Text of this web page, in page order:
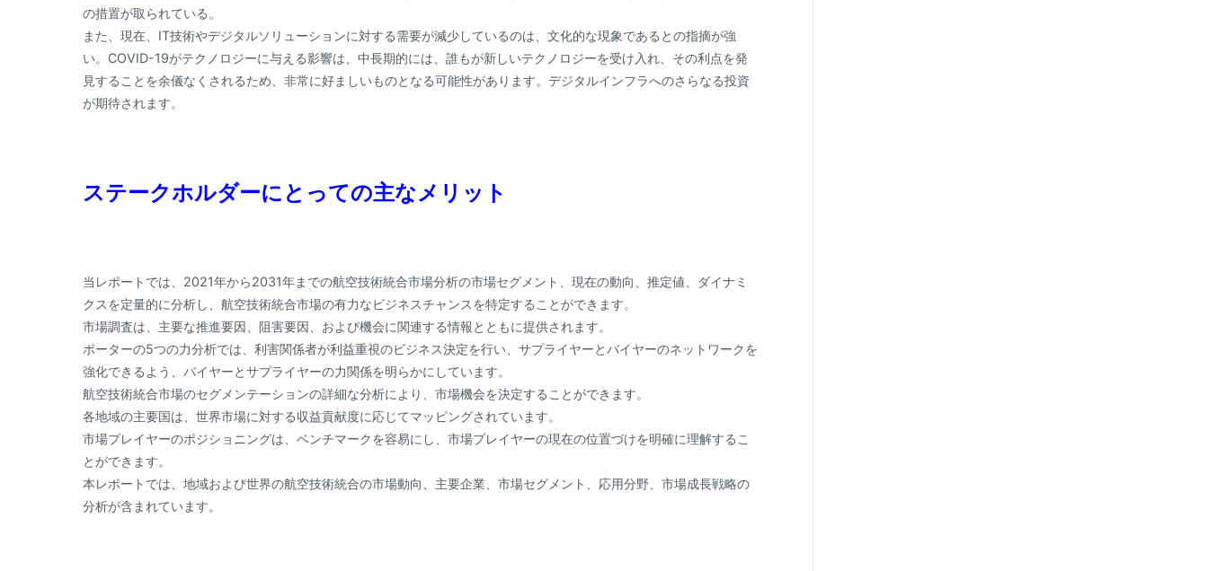
の措置が取られている。
また、現在、IT技術やデジタルソリューションに対する需要が減少しているのは、文化的な現象であるとの指摘が強
い。COVID-19がテクノロジーに与える影響は、中長期的には、誰もが新しいテクノロジーを受け入れ、その利点を発
見することを余儀なくされるため、非常に好ましいものとなる可能性があります。デジタルインフラへのさらなる投資
が期待されます。
ステークホルダーにとっての主なメリット
当レポートでは、2021年から2031年までの航空技術統合市場分析の市場セグメント、現在の動向、推定値、ダイナミ
クスを定量的に分析し、航空技術統合市場の有力なビジネスチャンスを特定することができます。
市場調査は、主要な推進要因、阻害要因、および機会に関連する情報とともに提供されます。
ポーターの5つの力分析では、利害関係者が利益重視のビジネス決定を行い、サプライヤーとバイヤーのネットワークを
強化できるよう、バイヤーとサプライヤーの力関係を明らかにしています。
航空技術統合市場のセグメンテーションの詳細な分析により、市場機会を決定することができます。
各地域の主要国は、世界市場に対する収益貢献度に応じてマッピングされています。
市場プレイヤーのポジショニングは、ベンチマークを容易にし、市場プレイヤーの現在の位置づけを明確に理解するこ
とができます。
本レポートでは、地域および世界の航空技術統合の市場動向、主要企業、市場セグメント、応用分野、市場成長戦略の
分析が含まれています。